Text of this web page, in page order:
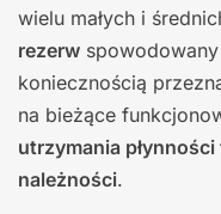
wielu małych i
rezerw
koniecznością
na bieżące
utrzymania
należności.